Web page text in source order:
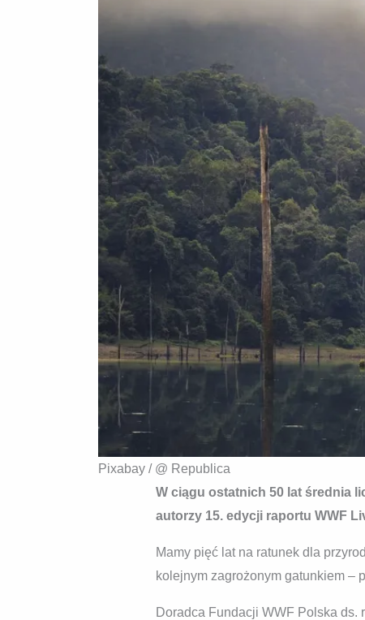
Pixabay / @ Republica
W ciągu ostatnich 50 lat średnia
autorzy 15. edycji raportu WWF
Mamy pięć lat na ratunek dla
kolejnym zagrożonym gatunkiem –
Doradca Fundacji WWF Polska